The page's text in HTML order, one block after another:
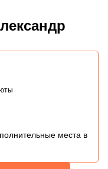
места в